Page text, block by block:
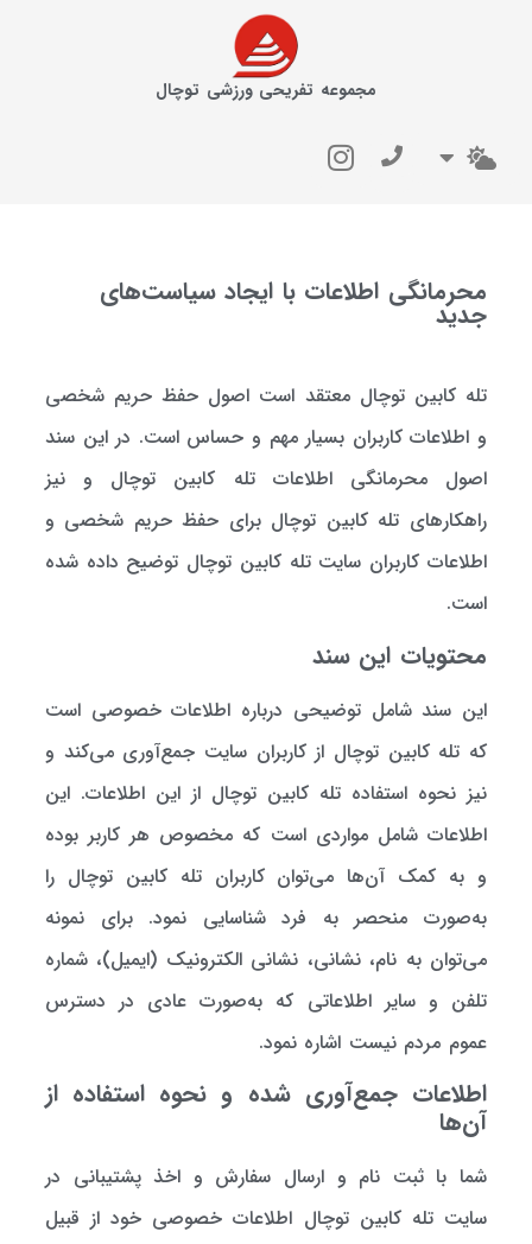
مجموعه تفریحی ورزشی توچال
محرمانگی اطلاعات با ایجاد سیاست‌های
جدید
تله کابین توچال معتقد است اصول حفظ حریم شخصی
و اطلاعات کاربران بسیار مهم و حساس است. در این سند
اصول محرمانگی اطلاعات تله کابین توچال و نیز
راهکارهای تله کابین توچال برای حفظ حریم شخصی و
اطلاعات کاربران سایت تله کابین توچال توضیح داده شده
است.
محتویات این سند
این سند شامل توضیحی درباره اطلاعات خصوصی‌ است
که تله کابین توچال از کاربران سایت جمع‌آوری می‌کند و
نیز نحوه استفاده تله کابین توچال از این اطلاعات. این
اطلاعات شامل مواردی است که مخصوص هر کاربر بوده
و به کمک آن‌ها می‌توان کاربران تله کابین توچال را
به‌صورت منحصر به فرد شناسایی نمود. برای نمونه
می‌توان به نام، نشانی، نشانی الکترونیک (ایمیل)، شماره
تلفن و سایر اطلاعاتی که به‌صورت عادی در دسترس
عموم مردم نیست اشاره نمود.
اطلاعات جمع‌آوری شده و نحوه استفاده از
آن‌ها
شما با ثبت نام و ارسال سفارش و اخذ پشتیبانی در
سایت تله کابین توچال اطلاعات خصوصی خود از قبیل